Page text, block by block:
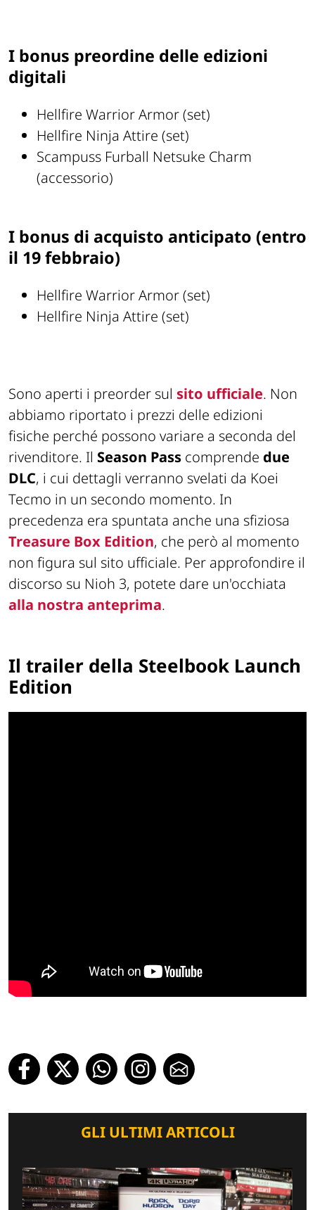
I bonus preordine delle edizioni
digitali
Hellfire Warrior Armor (set)
Hellfire Ninja Attire (set)
Scampuss Furball Netsuke Charm
(accessorio)
I bonus di acquisto anticipato (entro
il 19 febbraio)
Hellfire Warrior Armor (set)
Hellfire Ninja Attire (set)
Sono aperti i preorder sul sito ufficiale. Non
abbiamo riportato i prezzi delle edizioni
fisiche perché possono variare a seconda del
rivenditore. Il Season Pass comprende due
DLC, i cui dettagli verranno svelati da Koei
Tecmo in un secondo momento. In
precedenza era spuntata anche una sfiziosa
Treasure Box Edition, che però al momento
non figura sul sito ufficiale. Per approfondire il
discorso su Nioh 3, potete dare un'occhiata
alla nostra anteprima.
Il trailer della Steelbook Launch
Edition
GLI ULTIMI ARTICOLI